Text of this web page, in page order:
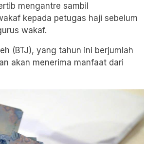
mengantre sambil
kepada petugas haji sebelum
wakaf.
(BTJ), yang tahun ini berjumlah
akan menerima manfaat dari